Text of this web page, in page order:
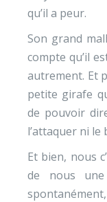
qu’il a peur.
Son grand
compte qu’il
autrement. Et
petite girafe
de pouvoir
l’attaquer ni le
Et bien, nous
de nous